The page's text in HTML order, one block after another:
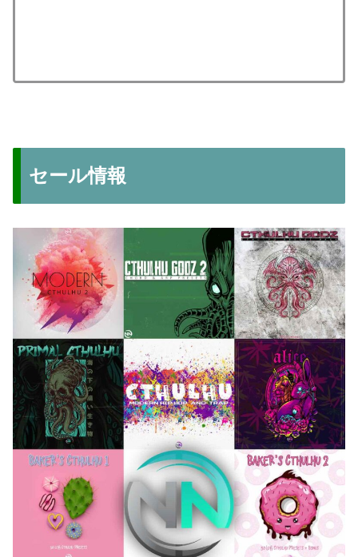
セール情報